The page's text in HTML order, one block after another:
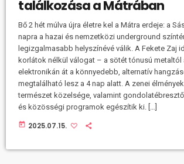
találkozása a Mátrában
Bő 2 hét múlva újra életre kel a Mátra erdeje: a
napra a hazai és nemzetközi underground
legizgalmasabb helyszínévé válik. A Fekete Zaj
korlátok nélkül válogat – a sötét tónusú metaltól
elektronikán át a könnyedebb, alternatív
megtalálható lesz a 4 nap alatt. A zenei
természet közelsége, valamint
és közösségi programok egészítik ki. […]
today 2025.07.15.